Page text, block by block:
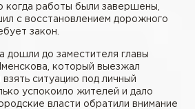
работы были завершены,
с восстановлением дорожного
закон.
дошли до заместителя главы
который выезжал
ситуацию под личный
успокоило жителей и дало
власти обратили внимание